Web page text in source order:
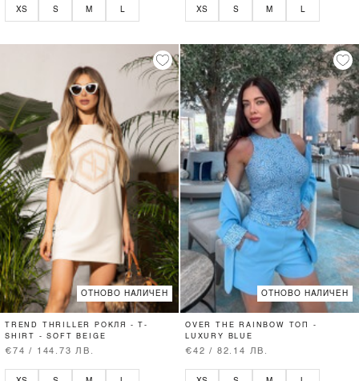
XS S M L XS S M L
ОТНОВО НАЛИЧЕН
TREND THRILLER РОКЛЯ - T-
SHIRT - SOFT BEIGE
€74 / 144.73 ЛВ.
ОТНОВО НАЛИЧЕН
OVER THE RAINBOW ТОП -
LUXURY BLUE
€42 / 82.14 ЛВ.